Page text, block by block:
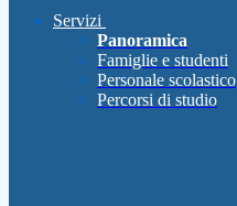
Servizi
Panoramica
Famiglie e studenti
Personale scolastico
Percorsi di studio